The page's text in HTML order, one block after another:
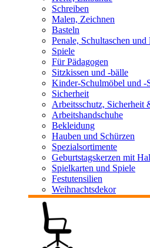
Schreiben
Malen, Zeichnen
Basteln
Penale, Schultaschen und
Spiele
Für Pädagogen
Sitzkissen und -bälle
Kinder-Schulmöbel und -
Sicherheit
Arbeitsschutz, Sicherheit
Arbeitshandschuhe
Bekleidung
Hauben und Schürzen
Spezialsortimente
Geburtstagskerzen mit
Spielkarten und Spiele
Festutensilien
Weihnachtsdekor